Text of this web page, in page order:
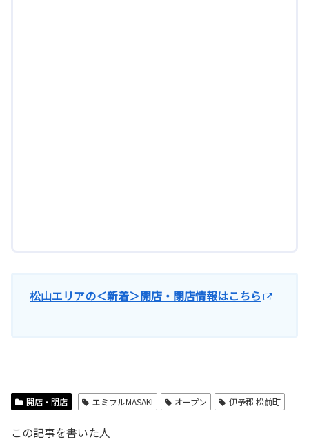
松山エリアの＜新着＞開店・閉店情報はこちら
開店・閉店 エミフルMASAKI オープン 伊予郡 松前町
この記事を書いた人